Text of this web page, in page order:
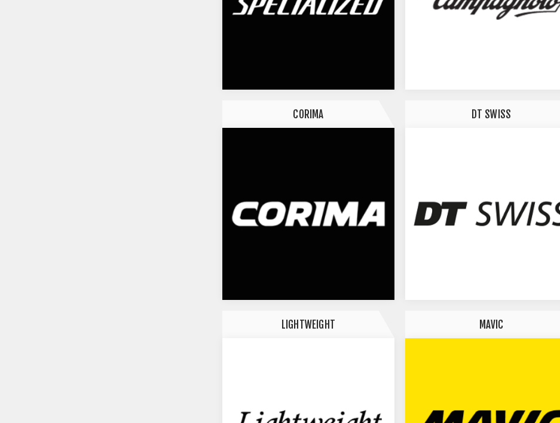
CORIMA DT SWISS
LIGHTWEIGHT MAVIC